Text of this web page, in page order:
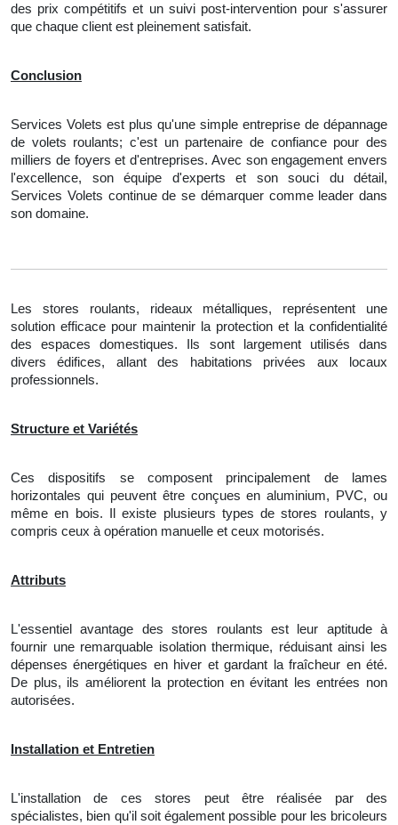
des prix compétitifs et un suivi post-intervention pour s'assurer
que chaque client est pleinement satisfait.
Conclusion
Services Volets est plus qu'une simple entreprise de dépannage
de volets roulants; c'est un partenaire de confiance pour des
milliers de foyers et d'entreprises. Avec son engagement envers
l'excellence, son équipe d'experts et son souci du détail,
Services Volets continue de se démarquer comme leader dans
son domaine.
Les stores roulants, rideaux métalliques, représentent une
solution efficace pour maintenir la protection et la confidentialité
des espaces domestiques. Ils sont largement utilisés dans
divers édifices, allant des habitations privées aux locaux
professionnels.
Structure et Variétés
Ces dispositifs se composent principalement de lames
horizontales qui peuvent être conçues en aluminium, PVC, ou
même en bois. Il existe plusieurs types de stores roulants, y
compris ceux à opération manuelle et ceux motorisés.
Attributs
L'essentiel avantage des stores roulants est leur aptitude à
fournir une remarquable isolation thermique, réduisant ainsi les
dépenses énergétiques en hiver et gardant la fraîcheur en été.
De plus, ils améliorent la protection en évitant les entrées non
autorisées.
Installation et Entretien
L'installation de ces stores peut être réalisée par des
spécialistes, bien qu'il soit également possible pour les bricoleurs